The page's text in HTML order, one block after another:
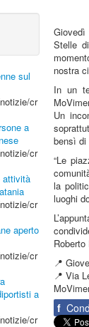
sul
cr
a
cr
attività
cr
aperto
cr
a
cr
Giovedì
Stelle
nostra
In un
Un
bensì di
“Le
la
luoghi
📍
📍 Via
f